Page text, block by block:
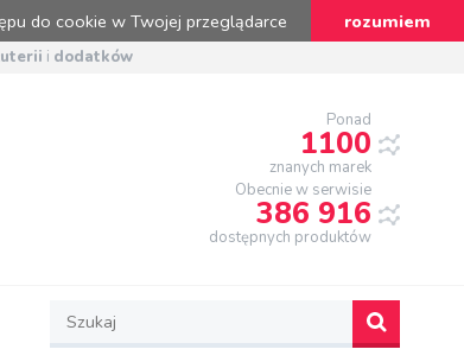
do cookie w Twojej przeglądarce rozumiem
i dodatków
Ponad
1100
znanych marek
Obecnie w serwisie
386 916
dostępnych produktów